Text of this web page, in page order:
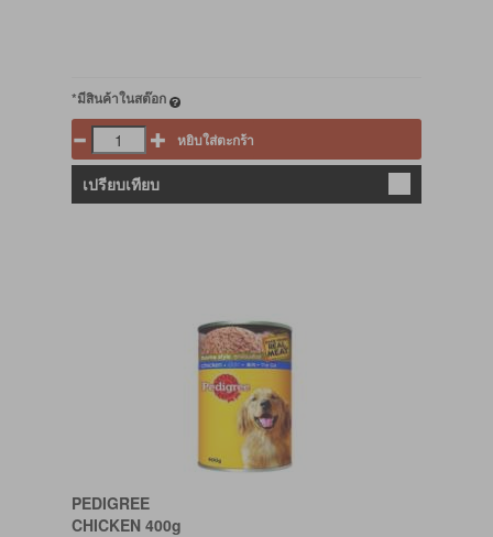
*มีสินค้าในสต๊อก
หยิบใส่ตะกร้า
เปรียบเทียบ
PEDIGREE
CHICKEN 400g